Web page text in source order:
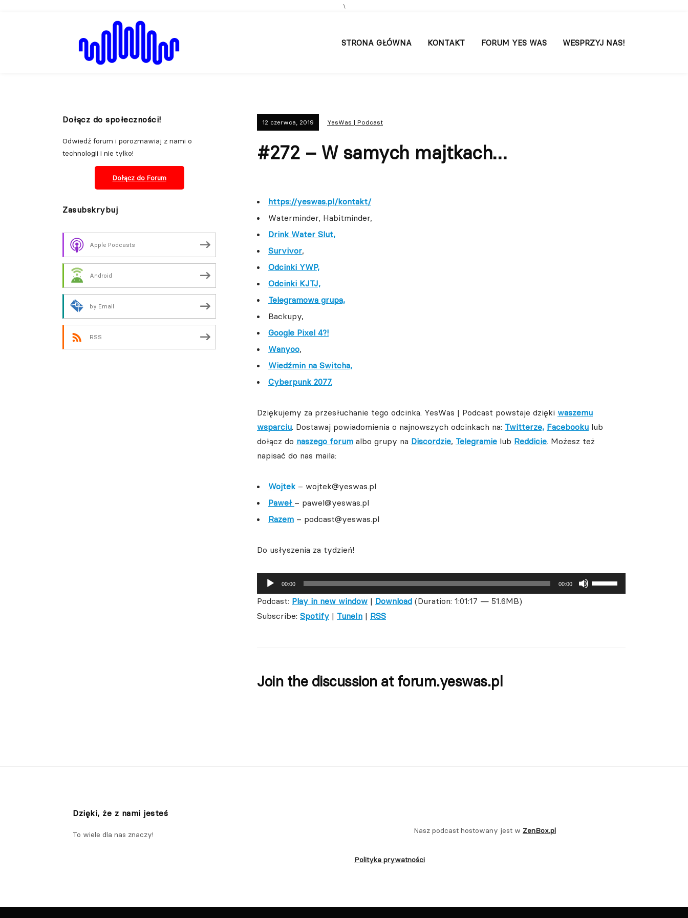
\
STRONA GŁÓWNA KONTAKT FORUM YES WAS WESPRZYJ NAS!
12 czerwca, 2019 YesWas | Podcast
#272 – W samych majtkach…
https://yeswas.pl/kontakt/
Waterminder, Habitminder,
Drink Water Slut,
Survivor,
Odcinki YWP,
Odcinki KJTJ,
Telegramowa grupa,
Backupy,
Google Pixel 4?!
Wanyoo,
Wiedźmin na Switcha,
Cyberpunk 2077.
Dziękujemy za przesłuchanie tego odcinka. YesWas | Podcast powstaje dzięki waszemu
wsparciu. Dostawaj powiadomienia o najnowszych odcinkach na: Twitterze, Facebooku lub
dołącz do naszego forum albo grupy na Discordzie, Telegramie lub Reddicie. Możesz też
napisać do nas maila:
Wojtek – wojtek@yeswas.pl
Paweł – pawel@yeswas.pl
Razem – podcast@yeswas.pl
Do usłyszenia za tydzień!
Odtwarzacz
plików
dźwiękowych
00:00 00:00
Używaj
strzałek
Podcast: Play in new window | Download (Duration: 1:01:17 — 51.6MB)
Subscribe: Spotify | TuneIn | RSS
Join the discussion at forum.yeswas.pl
Dołącz do społeczności!
Odwiedź forum i porozmawiaj z nami o
technologii i nie tylko!
Dołącz do Forum
Zasubskrybuj
Apple Podcasts
Android
by Email
RSS
Dzięki, że z nami jesteś
To wiele dla nas znaczy! Nasz podcast hostowany jest w ZenBox.pl
Polityka prywatności